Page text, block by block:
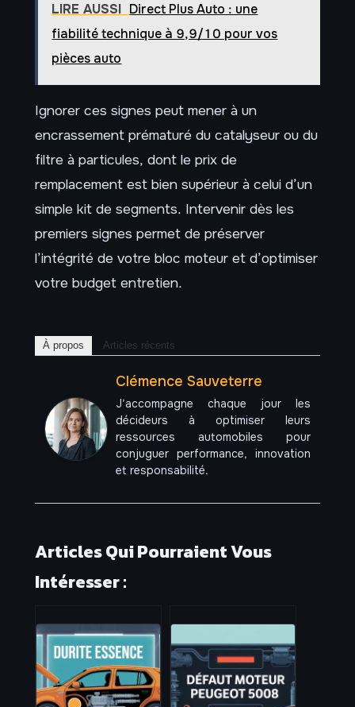
LIRE AUSSI Direct Plus Auto : une
fiabilité technique à 9,9/10 pour vos
pièces auto
Ignorer ces signes peut mener à un
encrassement prématuré du catalyseur ou du
filtre à particules, dont le prix de
remplacement est bien supérieur à celui d’un
simple kit de segments. Intervenir dès les
premiers signes permet de préserver
l’intégrité de votre bloc moteur et d’optimiser
votre budget entretien.
À propos Articles récents
Clémence Sauveterre
J’accompagne chaque jour les
décideurs à optimiser leurs
ressources automobiles pour
conjuguer performance, innovation
et responsabilité.
Articles Qui Pourraient Vous
Intéresser :